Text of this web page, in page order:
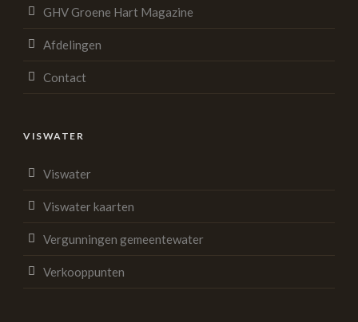
GHV Groene Hart Magazine
Afdelingen
Contact
VISWATER
Viswater
Viswater kaarten
Vergunningen gemeentewater
Verkooppunten